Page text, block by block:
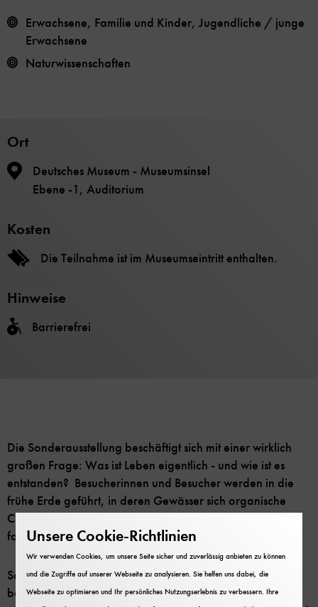
Erwachsene, Familie und Kinder, Jugendliche / junge
Erwachsene
Naturwissenschaften
Ort
Deutsches Museum - Museumsinsel
Ebene -1, Auditorium
Kosten
Die Teilnahme ist im Museumseintritt enthalten.
Hinweise
Barrierefrei
Die Sonderausstellung beschäftigt sich mit einer wirklich
großen Frage: Was ist Leben eigentlich - und wie ist es
entstanden? Besucherinnen und Besucher werden in die
frühe Erde geführt, in deren Gewässer sich organische
Chemie zur Biologie entwickelte und sich erste Zellen
formten.
Schon die Gestaltung zieht die Blicke auf sich – und
beschreibt eines der Themen der Ausstellung: Unter
Unsere Cookie-Richtlinien
Wir verwenden Cookies, um unsere Seite sicher und zuverlässig anbieten zu können
und die Zugriffe auf unserer Webseite zu analysieren. Sie helfen uns dabei, die
Webseite zu optimieren und Ihr persönliches Nutzungserlebnis zu verbessern. Ihre